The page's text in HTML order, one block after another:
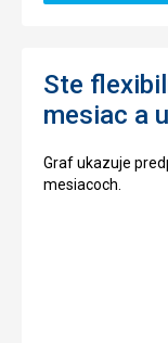
Ste
mesiac a
Graf ukazuje
mesiacoch.